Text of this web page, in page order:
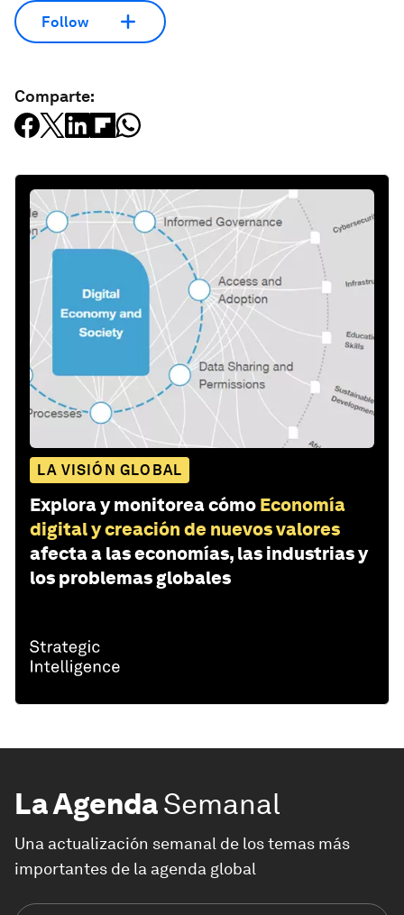
Follow
Comparte:
LA VISIÓN GLOBAL
Explora y monitorea cómo Economía
digital y creación de nuevos valores
afecta a las economías, las industrias y
los problemas globales
La AgendaSemanal
Una actualización semanal de los temas más
importantes de la agenda global